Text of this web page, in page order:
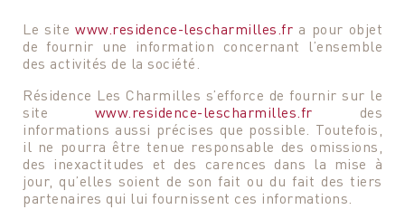
Le site www.residence-lescharmilles.fr a pour objet
de fournir une information concernant l’ensemble
des activités de la société.
Résidence Les Charmilles s’efforce de fournir sur le
site www.residence-lescharmilles.fr des
informations aussi précises que possible. Toutefois,
il ne pourra être tenue responsable des omissions,
des inexactitudes et des carences dans la mise à
jour, qu’elles soient de son fait ou du fait des tiers
partenaires qui lui fournissent ces informations.